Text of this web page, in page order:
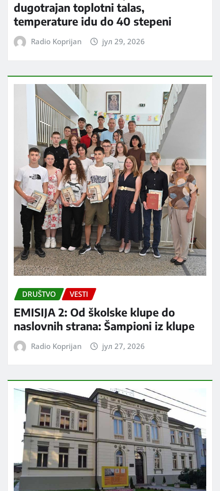
dugotrajan toplotni talas,
temperature idu do 40 stepeni
Radio Koprijan јул 29, 2026
DRUŠTVO VESTI
EMISIJA 2: Od školske klupe do
naslovnih strana: Šampioni iz klupe
Radio Koprijan јул 27, 2026